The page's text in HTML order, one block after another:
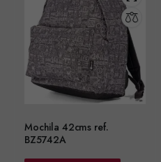
Mochila 42cms ref.
BZ5742A